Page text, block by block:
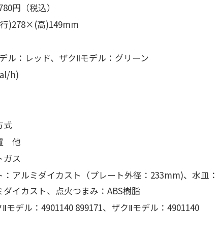
円（税込）
)278×(高)149mm
ル：レッド、 ザクⅡモデル：グリーン
h)
式
他
ガス
：アルミダイカスト （プレート外径：233mm)、 水皿：
イカスト、 点火つまみ：ABS樹脂
モデル：4901140 899171、 ザクⅡモデル：4901140